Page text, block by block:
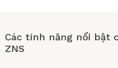
Các tính năng nổi bật
ZNS